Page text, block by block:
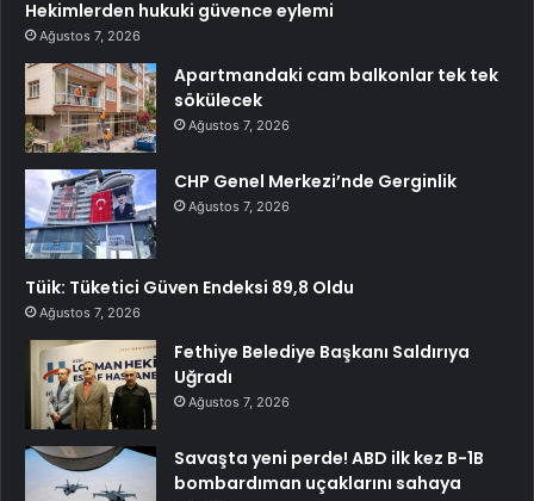
Hekimlerden hukuki güvence eylemi
Ağustos 7, 2026
Apartmandaki cam balkonlar tek tek
sökülecek
Ağustos 7, 2026
CHP Genel Merkezi’nde Gerginlik
Ağustos 7, 2026
Tüik: Tüketici Güven Endeksi 89,8 Oldu
Ağustos 7, 2026
Fethiye Belediye Başkanı Saldırıya
Uğradı
Ağustos 7, 2026
Savaşta yeni perde! ABD ilk kez B-1B
bombardıman uçaklarını sahaya